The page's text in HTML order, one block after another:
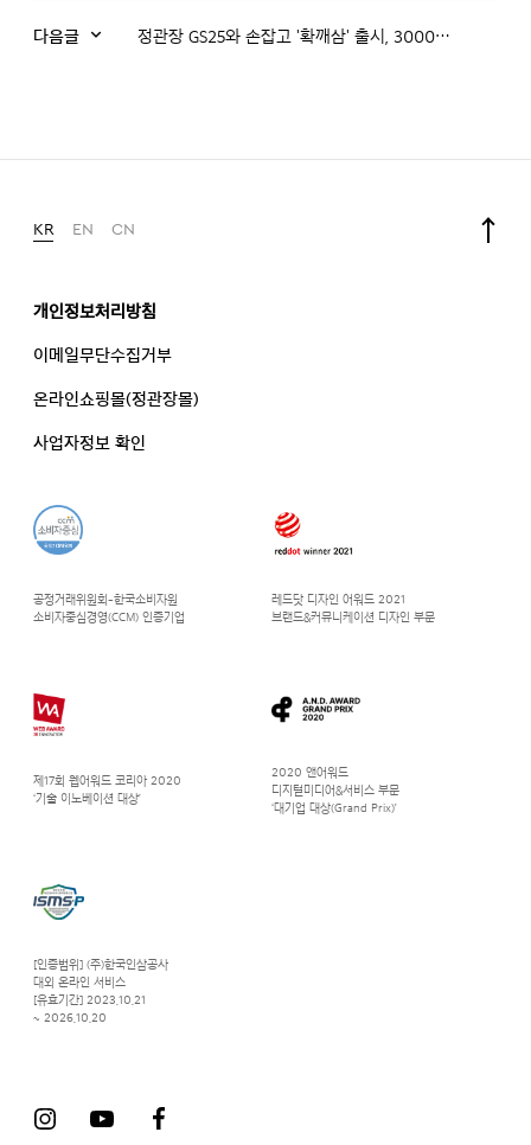
다음글 정관장 GS25와 손잡고 '확깨삼' 출시, 3000억 숙취해소제 시장 출사표
KR EN CN
공정거래위원회-한국소비자원
소비자중심경영(CCM) 인증기업
레드닷 디자인 어워드 2021
브랜드&커뮤니케이션 디자인 부문
제17회 웹어워드 코리아 2020
‘기술 이노베이션 대상’
2020 앤어워드
디지털미디어&서비스 부문
‘대기업 대상(Grand Prix)’
[인증범위] (주)한국인삼공사
대외 온라인 서비스
[유효기간] 2023.10.21
~ 2026.10.20
개인정보처리방침
이메일무단수집거부
온라인쇼핑몰(정관장몰)
사업자정보 확인